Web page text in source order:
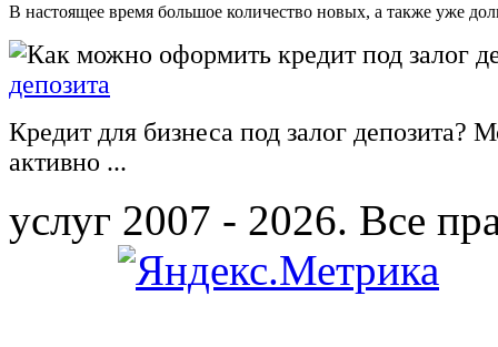
В настоящее время большое количество новых, а также уже
депозита
Кредит для бизнеса под залог депозита?
активно ...
услуг 2007 - 2026. Все